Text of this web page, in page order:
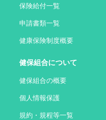
保険給付一覧
申請書類一覧
健康保険制度概要
健保組合について
健保組合の概要
個人情報保護
規約・規程等一覧